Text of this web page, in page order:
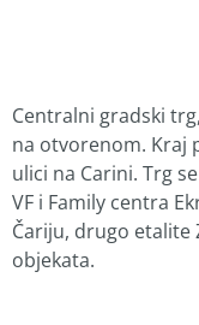
Centralni gradski
na otvorenom. Kraj
ulici na Carini. Trg
VF i Family centra
Čariju, drugo etalite
objekata.